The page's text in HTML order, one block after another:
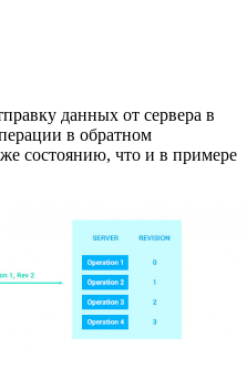
данных от сервера в
в обратном
состоянию, что и в примере